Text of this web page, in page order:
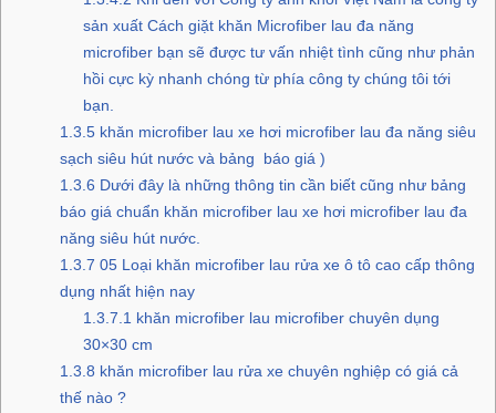
sản xuất Cách giặt khăn Microfiber lau đa năng
microfiber bạn sẽ được tư vấn nhiệt tình cũng như phản
hồi cực kỳ nhanh chóng từ phía công ty chúng tôi tới
bạn.
1.3.5khăn microfiber lau xe hơi microfiber lau đa năng siêu
sạch siêu hút nước và bảng báo giá )
1.3.6 Dưới đây là những thông tin cần biết cũng như bảng
báo giá chuẩn khăn microfiber lau xe hơi microfiber lau đa
năng siêu hút nước.
1.3.7 05 Loại khăn microfiber lau rửa xe ô tô cao cấp thông
dụng nhất hiện nay
1.3.7.1 khăn microfiber lau microfiber chuyên dụng
30×30 cm
1.3.8 khăn microfiber lau rửa xe chuyên nghiệp có giá cả
thế nào ?